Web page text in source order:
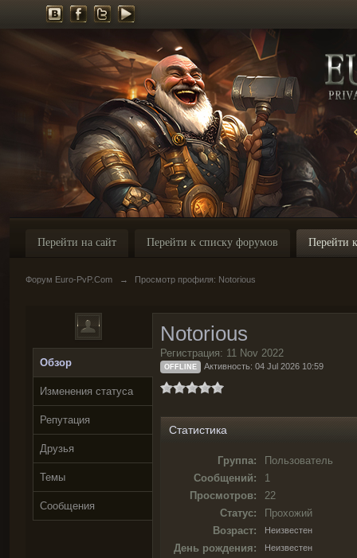
Перейти на сайт Перейти к списку форумов Перейти
Форум Euro-PvP.Com → Просмотр профиля: Notorious
Обзор
Изменения статуса
Репутация
Друзья
Темы
Сообщения
Notorious
Регистрация: 11 Nov 2022
OFFLINE Активность: 04 Jul 2026 10:59
Статистика
Группа:
Пользователь
Сообщений:
1
Просмотров:
22
Статус:
Прохожий
Возраст:
Неизвестен
День рождения: Неизвестен